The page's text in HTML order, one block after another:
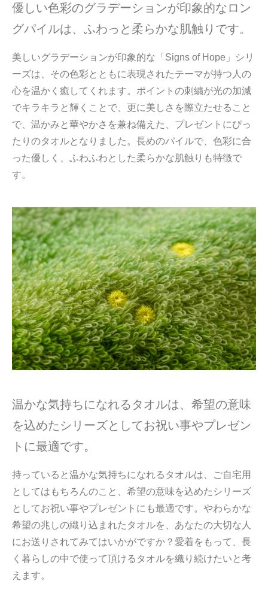
優しい色彩のグラデーションが印象的なロン
グパイルは、ふわっと柔らかな肌触りです。
美しいグラデーションが印象的な「Signs of Hope」シリ
ーズは、その色彩とともに表現されたテーマが持つ人の
心を温かく癒してくれます。ポイントの刺繍が光の加減
でキラキラと輝くことで、更に美しさを際立たせること
で、温かみと華やかさを兼ね備えた、プレゼントにぴっ
たりのタオルとなりました。長めのパイルで、色彩に合
った優しく、ふわふわとした柔らかな肌触りも特徴で
す。
温かな気持ちになれるタオルは、希望の意味
を込めたシリーズとしてお祝い事やプレゼン
トに最適です。
持っていると温かな気持ちになれるタオルは、ご自宅用
としてはもちろんのこと、希望の意味を込めたシリーズ
としてお祝い事やプレゼントにも最適です。やわらかな
希望の兆しの織り込まれたタオルを、あなたの大切な人
にお送りされてみてはいかがですか？愛着をもって、長
く暮らしの中で使って頂けるタオルを織り続けたいと考
えます。